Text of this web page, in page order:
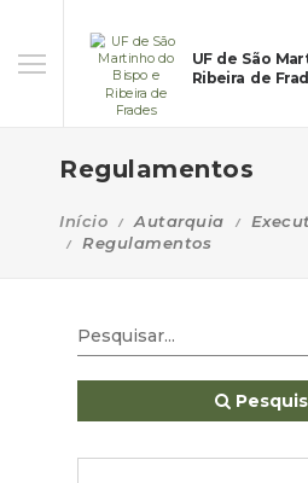
UF de São
Ribeira de
Regulamentos
Início Autarquia
Regulamentos